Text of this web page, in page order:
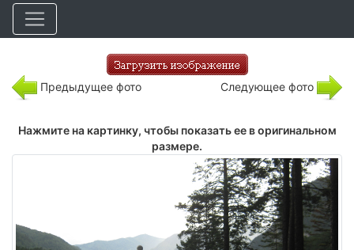
Предыдущее фото Следующее фото
Нажмите на картинку, чтобы показать ее в оригинальном
размере.